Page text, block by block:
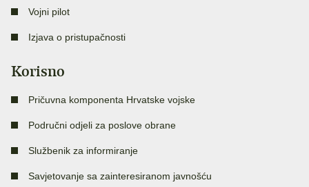
Vojni pilot
Izjava o pristupačnosti
Korisno
Pričuvna komponenta Hrvatske vojske
Područni odjeli za poslove obrane
Službenik za informiranje
Savjetovanje sa zainteresiranom javnošću